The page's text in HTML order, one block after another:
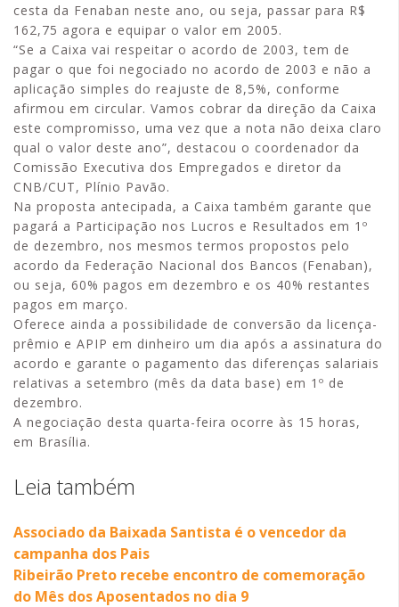
cesta da Fenaban neste ano, ou seja, passar para R$
162,75 agora e equipar o valor em 2005.
“Se a Caixa vai respeitar o acordo de 2003, tem de
pagar o que foi negociado no acordo de 2003 e não a
aplicação simples do reajuste de 8,5%, conforme
afirmou em circular. Vamos cobrar da direção da Caixa
este compromisso, uma vez que a nota não deixa claro
qual o valor deste ano”, destacou o coordenador da
Comissão Executiva dos Empregados e diretor da
CNB/CUT, Plínio Pavão.
Na proposta antecipada, a Caixa também garante que
pagará a Participação nos Lucros e Resultados em 1º
de dezembro, nos mesmos termos propostos pelo
acordo da Federação Nacional dos Bancos (Fenaban),
ou seja, 60% pagos em dezembro e os 40% restantes
pagos em março.
Oferece ainda a possibilidade de conversão da licença-
prêmio e APIP em dinheiro um dia após a assinatura do
acordo e garante o pagamento das diferenças salariais
relativas a setembro (mês da data base) em 1º de
dezembro.
A negociação desta quarta-feira ocorre às 15 horas,
em Brasília.
Leia também
Associado da Baixada Santista é o vencedor da
campanha dos Pais
Ribeirão Preto recebe encontro de comemoração
do Mês dos Aposentados no dia 9